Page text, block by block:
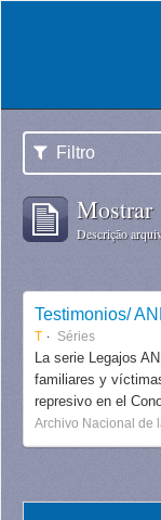
Filtro
Mostrar
Descrição
Testimonios/
T Séries
La serie Legajos
familiares y
represivo en el
Archivo Nacional de